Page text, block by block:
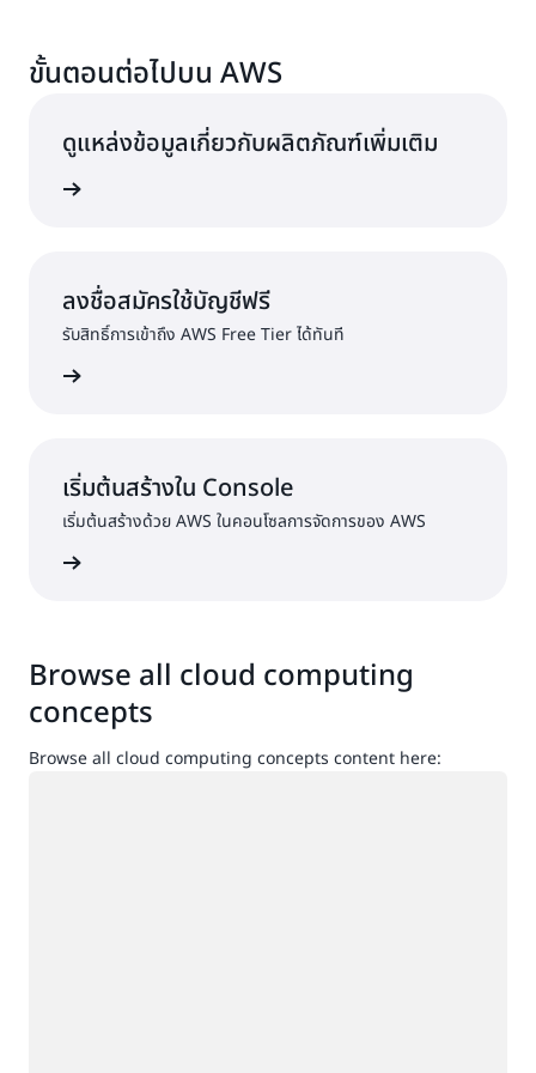
ขั้นตอนต่อไปบน AWS
ดูแหล่งข้อมูลเกี่ยวกับผลิตภัณฑ์เพิ่มเติม
ลงชื่อสมัครใช้บัญชีฟรี
รับสิทธิ์การเข้าถึง AWS Free Tier ได้ทันที
เริ่มต้นสร้างใน Console
เริ่มต้นสร้างด้วย AWS ในคอนโซลการจัดการของ AWS
Browse all cloud computing
concepts
Browse all cloud computing concepts content here: